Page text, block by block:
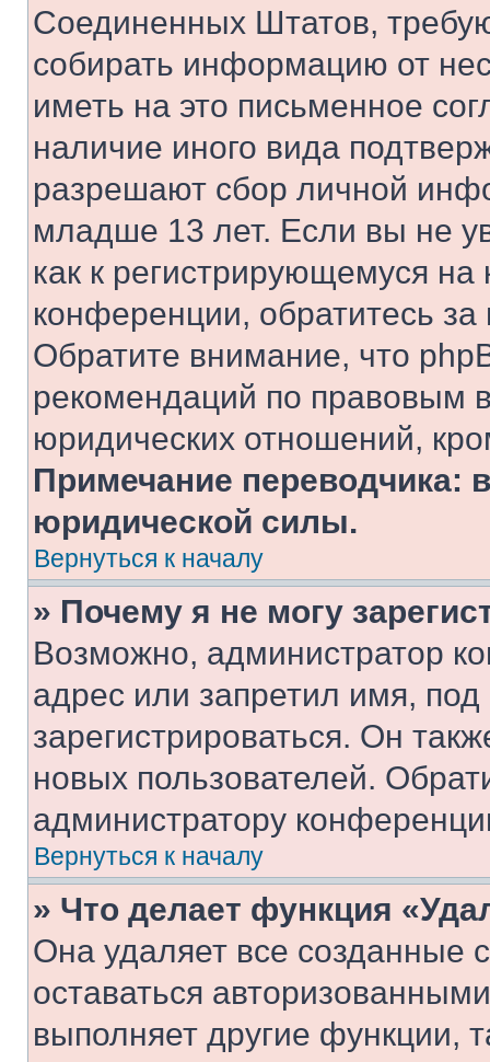
Соединенных Штатов,
собирать информацию от
иметь на это письменное
наличие иного вида
разрешают сбор личной
младше 13 лет. Если вы не
как к регистрирующемуся
конференции, обратитесь
Обратите внимание, что
рекомендаций по правовым
юридических отношений,
Примечание переводчика:
юридической силы.
Вернуться к началу
» Почему я не могу
Возможно, администратор
адрес или запретил имя,
зарегистрироваться. Он
новых пользователей.
администратору
Вернуться к началу
» Что делает функция
Она удаляет все созданные
оставаться
выполняет другие функции,